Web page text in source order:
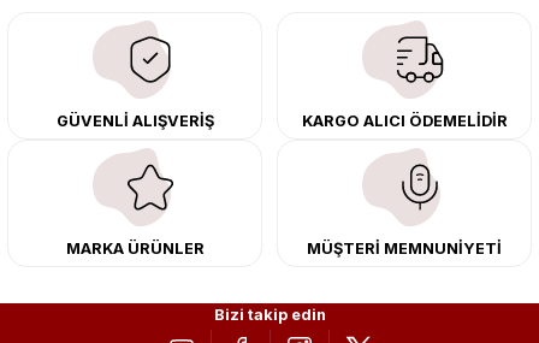
çıkma orijinal ürünler ile yenileyebilir, body kit uygulamalarıyla aracınızın
tasarımını ve aerodinamisini üst seviyeye taşıyabilirsiniz.
Tüm ürünlerimiz orijinal, dayanıklı ve uzun ömürlüdür. İstanbul’daki montaj
merkezimizde profesyonel montaj yapıyor, Türkiye’nin her yerine güvenli
kargo ile teslimat gerçekleştiriyoruz. Aracınıza değer katmak için doğru
adres: Egzoz Sepeti.
GÜVENLİ ALIŞVERİŞ KARGO ALICI ÖDEMELİDİR
MARKA ÜRÜNLER MÜŞTERİ MEMNUNİYETİ
Bizi takip edin